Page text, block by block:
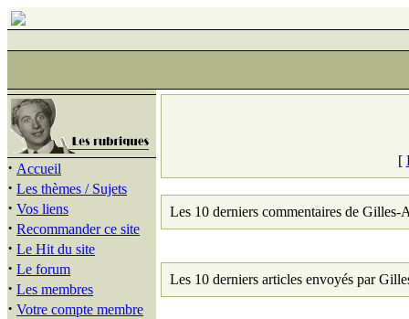
· Accueil
· Les thèmes / Sujets
· Vos liens
· Recommander ce site
· Le Hit du site
· Le forum
· Les membres
· Votre compte membre
[
Les 10 derniers commentaires de Gilles-
Les 10 derniers articles envoyés par